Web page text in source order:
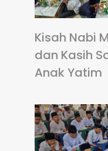
Kisah Nabi
dan Kasih
Anak Yatim